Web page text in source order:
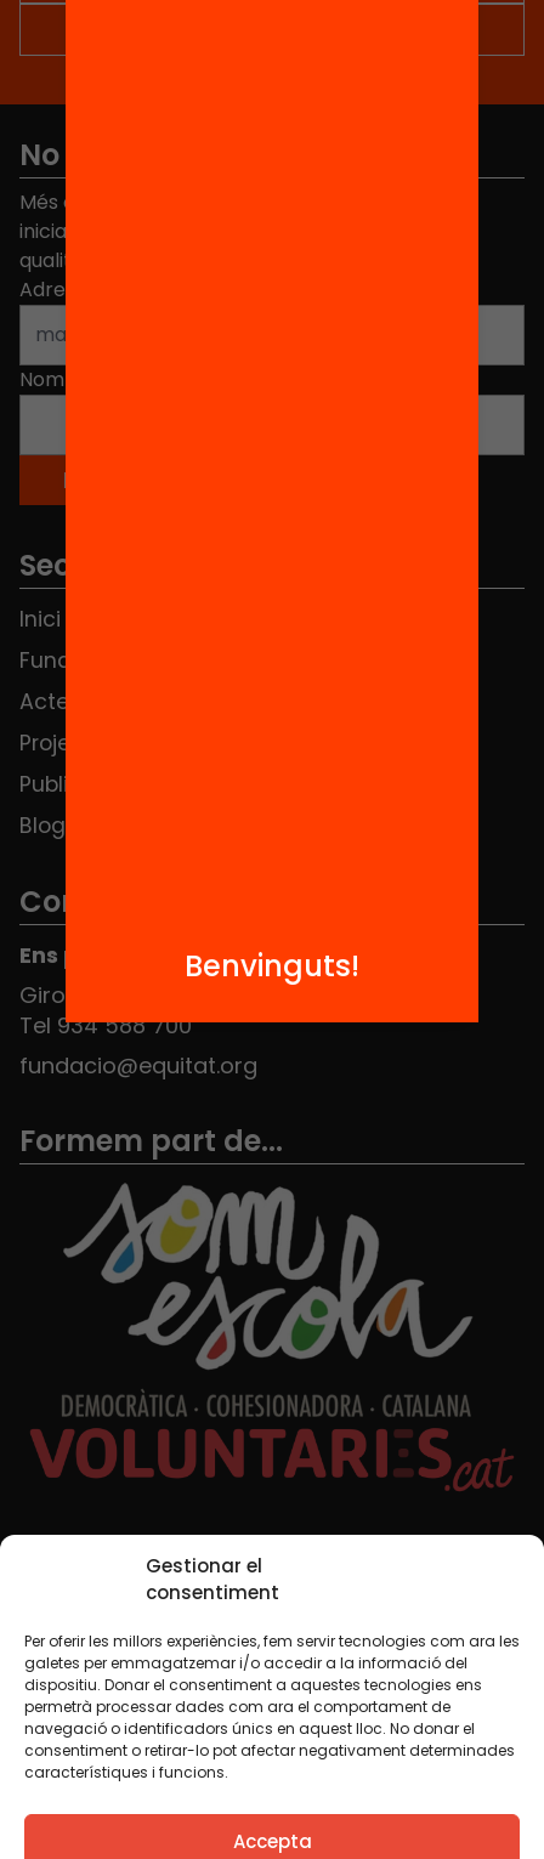
Gestionar el
consentiment
Per oferir les millors experiències, fem servir tecnologies com ara les
galetes per emmagatzemar i/o accedir a la informació del
dispositiu. Donar el consentiment a aquestes tecnologies ens
permetrà processar dades com ara el comportament de
navegació o identificadors únics en aquest lloc. No donar el
consentiment o retirar-lo pot afectar negativament determinades
característiques i funcions.
Accepta
No et perdis res
Més de 40.000 persones ja han triat Equitat. Rep
iniciatives, propostes i projectes per millorar la
qualitat de l'educació a Catalunya.
Adreça electrònica
Nom
Seccions
Inici
Fundació
Actes
Projectes
Publicacions i vídeos
Blog
Contacte
Ens pots trobar al Hub Social
Girona 34, interior 08010 Barcelona
Tel 934 588 700
fundacio@equitat.org
Formem part de...
Xarxes Socials
TWT YTB IG FB IN
Avís legalPolítica de cookies
Creiem que el coneixement s’ha de compartir. Per això
fem servir una llicència Creative Commons, llevat que en
Benvinguts!